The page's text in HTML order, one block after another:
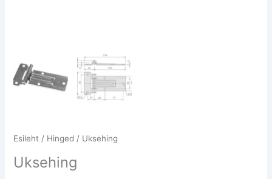
Esileht / Hinged / Uksehing
Uksehing